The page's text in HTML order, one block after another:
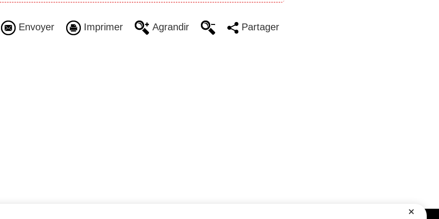
Envoyer Imprimer Agrandir Partager